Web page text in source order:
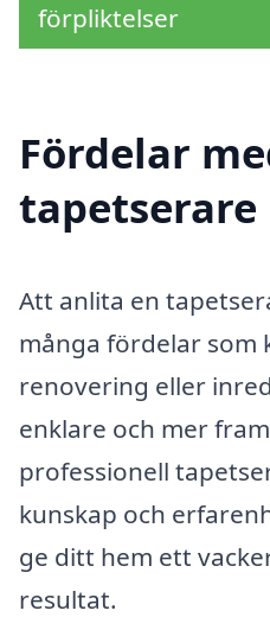
förpliktelser
Fördelar
Att anlita en
många fördelar som
renovering eller
enklare och mer
professionell
kunskap och
ge ditt hem ett
resultat.